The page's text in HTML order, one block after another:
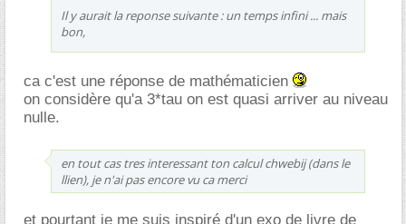
Il y aurait la reponse suivante : un temps infini ... mais
bon,
ca c'est une réponse de mathématicien
on considère qu'a 3*tau on est quasi arriver au niveau
nulle.
en tout cas tres interessant ton calcul chwebij (dans le
llien), je n'ai pas encore vu ca merci
et pourtant je me suis inspiré d'un exo de livre de